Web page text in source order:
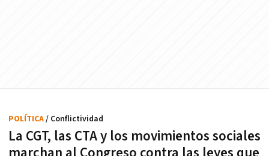
La CGT, las CTA y los movimientos sociales
POLÍTICA/ Conflictividad